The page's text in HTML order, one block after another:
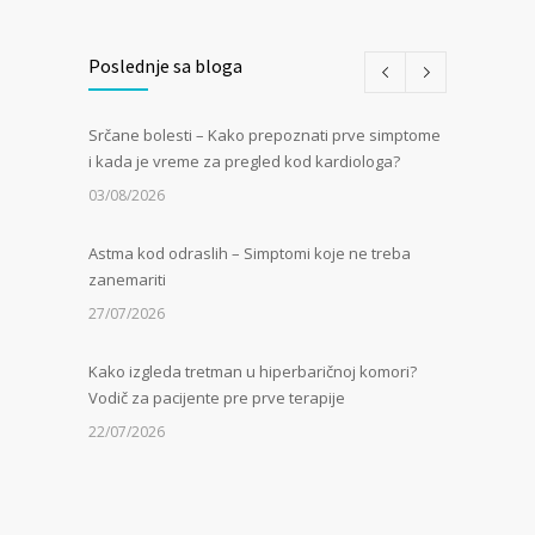
Poslednje sa bloga
Srčane bolesti – Kako prepoznati prve simptome
i kada je vreme za pregled kod kardiologa?
03/08/2026
Astma kod odraslih – Simptomi koje ne treba
zanemariti
27/07/2026
Kako izgleda tretman u hiperbaričnoj komori?
Vodič za pacijente pre prve terapije
22/07/2026